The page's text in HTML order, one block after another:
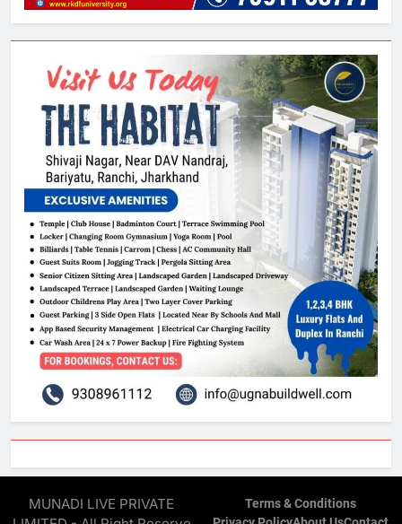
MUNADI LIVE PRIVATE
Terms & Conditions